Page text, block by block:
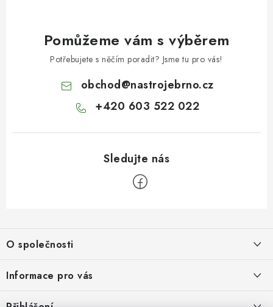
Pomůžeme vám s výběrem
Potřebujete s něčím poradit? Jsme tu pro vás!
obchod@nastrojebrno.cz
+420 603 522 022
p
a
O společnosti
O nás
Informace pro vás
Obchodní podmínky